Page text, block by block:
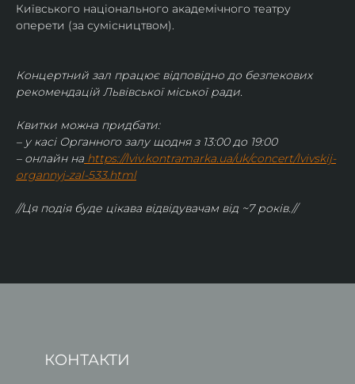
Київського національного академічного театру
оперети (за сумісництвом).
Концертний зал працює відповідно до безпекових
рекомендацій Львівської міської ради.
Квитки можна придбати:
– у касі Органного залу щодня з 13:00 до 19:00
– онлайн на https://lviv.kontramarka.ua/uk/concert/lvivskij-
organnyj-zal-533.html
//Ця подія буде цікава відвідувачам від ~7 років.//
КОНТАКТИ